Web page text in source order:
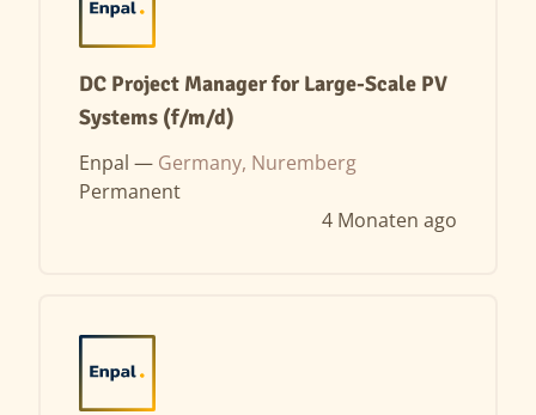
DC Project Manager for Large-Scale PV
Systems (f/m/d)
Enpal — Germany, Nuremberg
Permanent
4 Monaten ago